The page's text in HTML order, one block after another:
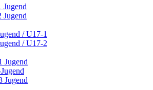
Jugend
Jugend
/ U17-1
/ U17-2
Jugend
Jugend